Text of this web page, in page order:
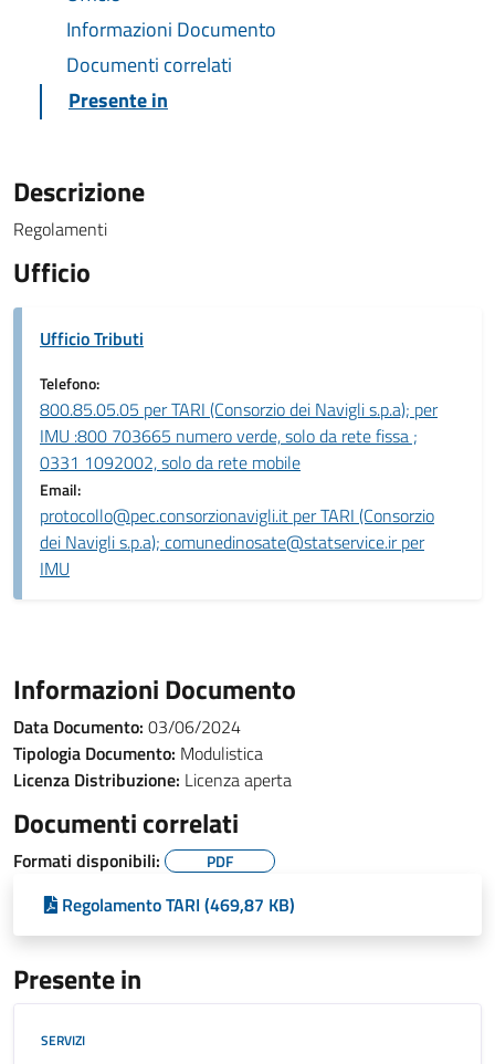
Informazioni Documento
Documenti correlati
Presente in
Descrizione
Regolamenti
Ufficio
Ufficio Tributi
Telefono:
800.85.05.05 per TARI (Consorzio dei Navigli s.p.a); per
IMU :800 703665 numero verde, solo da rete fissa ;
0331 1092002, solo da rete mobile
Email:
protocollo@pec.consorzionavigli.it per TARI (Consorzio
dei Navigli s.p.a); comunedinosate@statservice.ir per
IMU
Informazioni Documento
Data Documento: 03/06/2024
Tipologia Documento: Modulistica
Licenza Distribuzione: Licenza aperta
Documenti correlati
Formati disponibili: PDF
Regolamento TARI (469,87 KB)
Presente in
SERVIZI